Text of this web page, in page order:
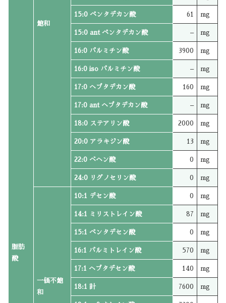
脂肪
酸
飽和
15:0 ペンタデカン酸 61 mg
15:0 ant ペンタデカン酸 – mg
16:0 パルミチン酸 3900 mg
16:0 iso パルミチン酸 – mg
17:0 ヘプタデカン酸 160 mg
17:0 ant ヘプタデカン酸 – mg
18:0 ステアリン酸 2000 mg
20:0 アラキジン酸 13 mg
22:0 ベヘン酸 0 mg
24:0 リグノセリン酸 0 mg
一価不飽
和
10:1 デセン酸 0 mg
14:1 ミリストレイン酸 87 mg
15:1 ペンタデセン酸 0 mg
16:1 パルミトレイン酸 570 mg
17:1 ヘプタデセン酸 140 mg
18:1 計 7600 mg